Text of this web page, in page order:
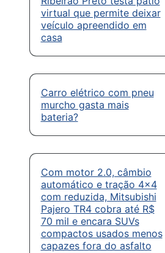
virtual que permite deixar
veículo apreendido em
casa
Carro elétrico com pneu
murcho gasta mais
bateria?
Com motor 2.0, câmbio
automático e tração 4×4
com reduzida, Mitsubishi
Pajero TR4 cobra até R$
70 mil e encara SUVs
compactos usados menos
capazes fora do asfalto